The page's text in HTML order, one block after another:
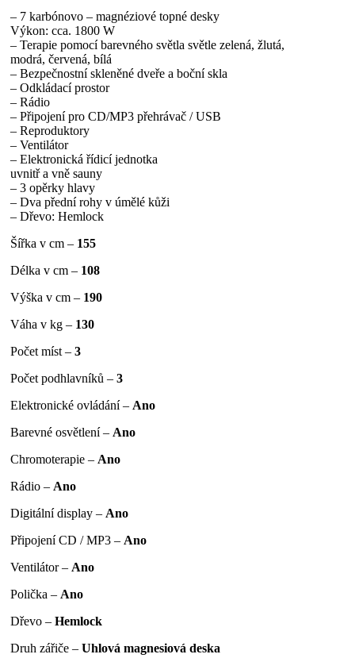
– 7 karbónovo – magnéziové topné desky
Výkon: cca. 1800 W
– Terapie pomocí barevného světla světle zelená, žlutá,
modrá, červená, bílá
– Bezpečnostní skleněné dveře a boční skla
– Odkládací prostor
– Rádio
– Připojení pro CD/MP3 přehrávač / USB
– Reproduktory
– Ventilátor
– Elektronická řídicí jednotka
uvnitř a vně sauny
– 3 opěrky hlavy
– Dva přední rohy v úmělé kůži
– Dřevo: Hemlock
Šířka v cm – 155
Délka v cm – 108
Výška v cm – 190
Váha v kg – 130
Počet míst – 3
Počet podhlavníků – 3
Elektronické ovládání – Ano
Barevné osvětlení – Ano
Chromoterapie – Ano
Rádio – Ano
Digitální display – Ano
Připojení CD / MP3 – Ano
Ventilátor – Ano
Polička – Ano
Dřevo – Hemlock
Druh zářiče – Uhlová magnesiová deska